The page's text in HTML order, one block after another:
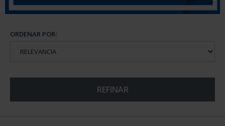
ORDENAR POR:
REFINAR